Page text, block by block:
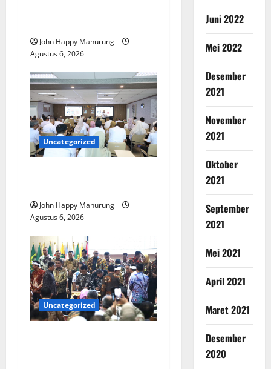
John Happy Manurung
Agustus 6, 2026
Uncategorized
John Happy Manurung
Agustus 6, 2026
Uncategorized
Juni 2022
Mei 2022
Desember
2021
November
2021
Oktober
2021
September
2021
Mei 2021
April 2021
Maret 2021
Desember
2020